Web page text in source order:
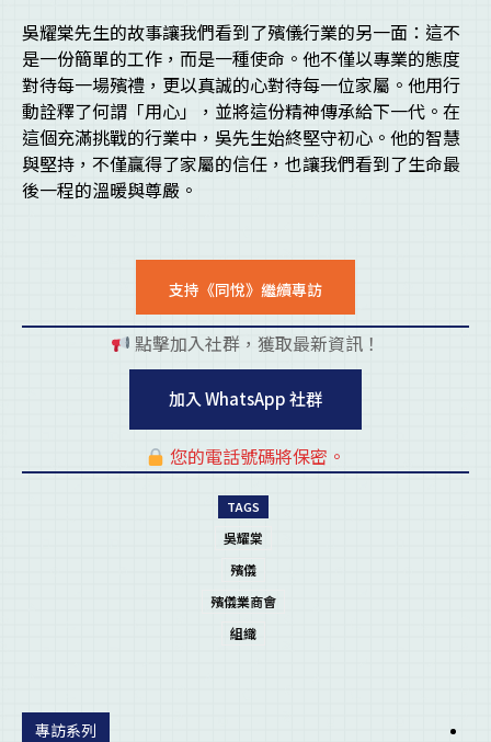
吳耀棠先生的故事讓我們看到了殯儀行業的另一面：這不
是一份簡單的工作，而是一種使命。他不僅以專業的態度
對待每一場殯禮，更以真誠的心對待每一位家屬。他用行
動詮釋了何謂「用心」，並將這份精神傳承給下一代。在
這個充滿挑戰的行業中，吳先生始終堅守初心。他的智慧
與堅持，不僅贏得了家屬的信任，也讓我們看到了生命最
後一程的溫暖與尊嚴。
支持《同悅》繼續專訪
點擊加入社群，獲取最新資訊！
加入 WhatsApp 社群
您的電話號碼將保密。
TAGS
吳耀棠
殯儀
殯儀業商會
組織
專訪系列